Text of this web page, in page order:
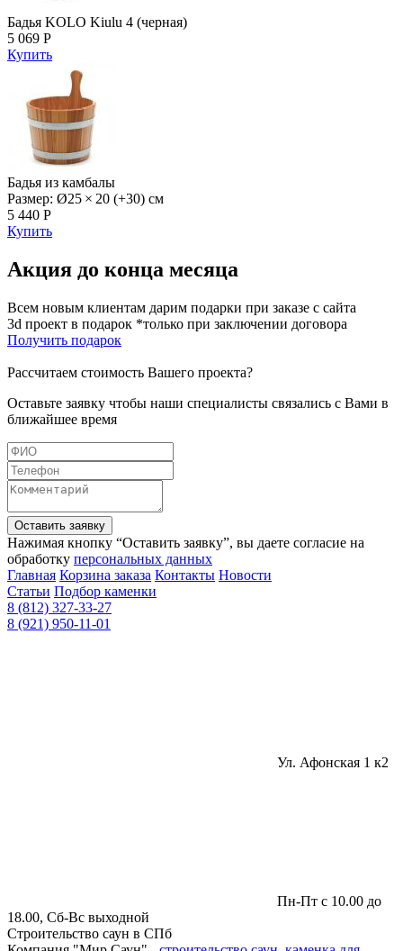
Бадья KOLO Kiulu 4 (черная)
5 069 Р
Купить
Бадья из камбалы
Размер: Ø25 × 20 (+30) см
5 440 Р
Купить
Акция до конца месяца
Всем новым клиентам дарим подарки при заказе с сайта
3d проект в подарок *только при заключении договора
Получить подарок
Рассчитаем стоимость Вашего проекта?
Оставьте заявку чтобы наши специалисты связались с Вами в
ближайшее время
Оставить заявку
Нажимая кнопку “Оставить заявку”, вы даете согласие на
обработку персональных данных
Главная Корзина заказа Контакты Новости
Статьи Подбор каменки
8 (812) 327-33-27
8 (921) 950-11-01
Ул. Афонская 1 к2
Пн-Пт с 10.00 до
18.00, Сб-Вс выходной
Строительство саун в СПб